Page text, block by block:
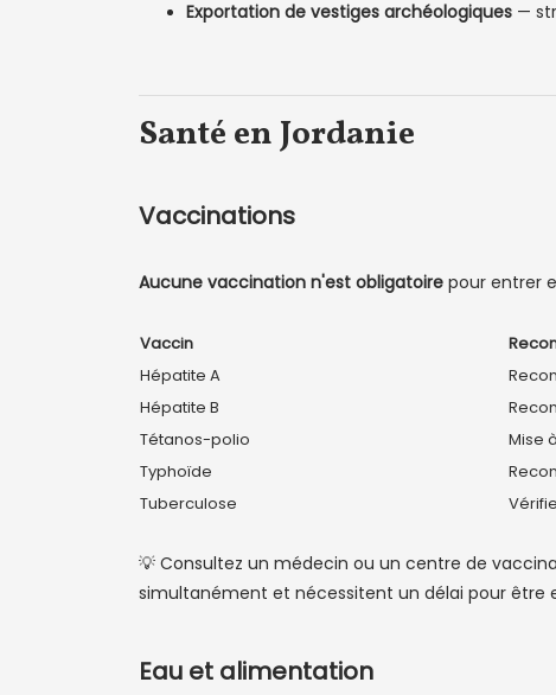
Exportation de vestiges archéologiques —
Santé en Jordanie
Vaccinations
Aucune vaccination n'est obligatoire pour entrer
Vaccin
Hépatite A
Hépatite B
Tétanos-polio
Mise
Typhoïde
Tuberculose
💡 Consultez un médecin ou un centre de
simultanément et nécessitent un délai pour être
Eau et alimentation